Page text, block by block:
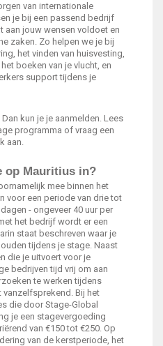
van internationale
je bij een passend bedrijf
aan jouw wensen voldoet en
zaken. Zo helpen we je bij
het vinden van huisvesting,
boeken van je vlucht, en
support tijdens je
kun je je aanmelden. Lees
programma of vraag een
aan.
op Mauritius in?
mee binnen het
voor een periode van drie tot
- ongeveer 40 uur per
het bedrijf wordt er een
staat beschreven waar je
tijdens je stage. Naast
die je uitvoert voor je
bedrijven tijd vrij om aan
te werken tijdens
vanzelfsprekend. Bij het
die door Stage-Global
je een stagevergoeding
van €150 tot €250. Op
van de kerstperiode, het